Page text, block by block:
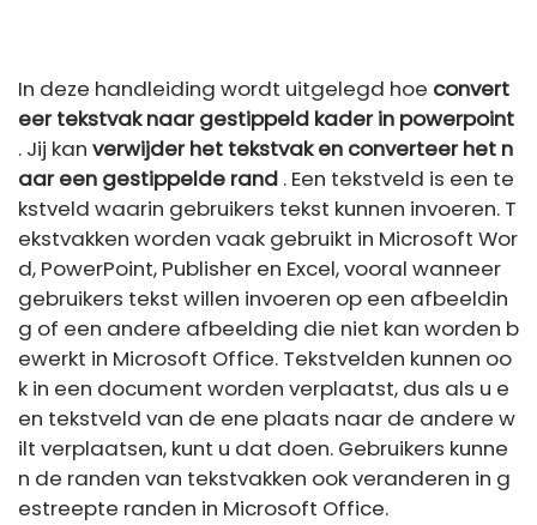
In deze handleiding wordt uitgelegd hoe convert
eer tekstvak naar gestippeld kader in powerpoint
. Jij kan verwijder het tekstvak en converteer het n
aar een gestippelde rand . Een tekstveld is een te
kstveld waarin gebruikers tekst kunnen invoeren. T
ekstvakken worden vaak gebruikt in Microsoft Wor
d, PowerPoint, Publisher en Excel, vooral wanneer
gebruikers tekst willen invoeren op een afbeeldin
g of een andere afbeelding die niet kan worden b
ewerkt in Microsoft Office. Tekstvelden kunnen oo
k in een document worden verplaatst, dus als u e
en tekstveld van de ene plaats naar de andere w
ilt verplaatsen, kunt u dat doen. Gebruikers kunne
n de randen van tekstvakken ook veranderen in g
estreepte randen in Microsoft Office.